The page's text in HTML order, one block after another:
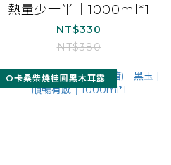
熱量少一半｜1000ml*1
NT$330
NT$380
O卡桑柴燒桂圓黑木耳露